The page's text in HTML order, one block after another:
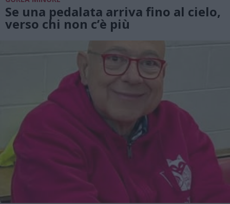
Se una pedalata arriva fino al cielo,
verso chi non c’è più